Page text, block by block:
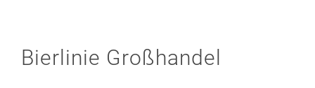
Bierlinie Großhandel